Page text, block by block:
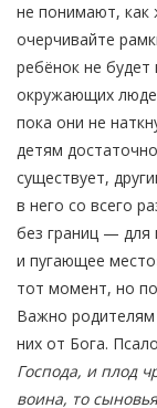
не понимают,
очерчивайте
ребёнок не будет
окружающих
пока они не
детям
существует,
в него со всего
без границ — для
и пугающее
тот момент, но
Важно
них от Бога.
Господа, и плод
воина, то